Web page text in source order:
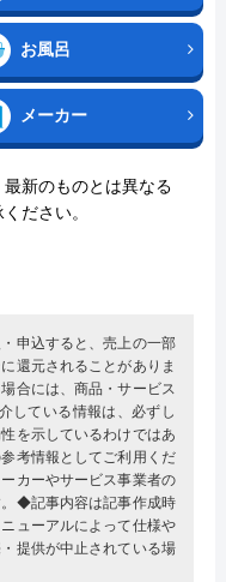
お風呂
メーカー
新のものとは異なる
ださい。
申込すると、売上の一部
還元されることがありま
合には、商品・サービス
している情報は、必ずし
を示しているわけではあ
考情報としてご利用くだ
カーやサービス事業者の
◆記事内容は記事作成時
ューアルによって仕様や
提供が中止されている場